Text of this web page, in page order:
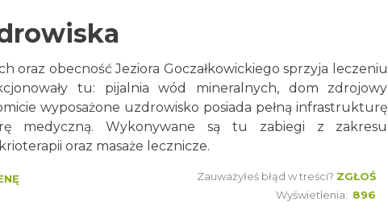
oraz obecność Jeziora Goczałkowickiego sprzyja leczeniu
tu: pijalnia wód mineralnych, dom zdrojowy
wyposażone uzdrowisko posiada pełną infrastrukturę
medyczną. Wykonywane są tu zabiegi z zakresu
oraz masaże lecznicze.
Zauważyłeś błąd w treści? ZGŁOŚ
Wyświetlenia: 896